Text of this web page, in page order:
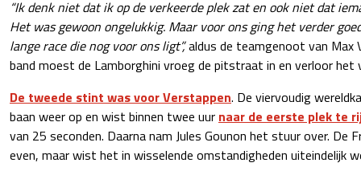
“Ik denk niet dat ik op de verkeerde plek zat en ook niet dat
Het was gewoon ongelukkig. Maar voor ons ging het verder
lange race die nog voor ons ligt”,aldus de teamgenoot van Max
band moest de Lamborghini vroeg de pitstraat in en verloor het
De tweede stint was voor Verstappen. De viervoudig
baan weer op en wist binnen twee uur naar de eerste plek te
van 25 seconden. Daarna nam Jules Gounon het stuur over. De
even, maar wist het in wisselende omstandigheden uiteindelijk